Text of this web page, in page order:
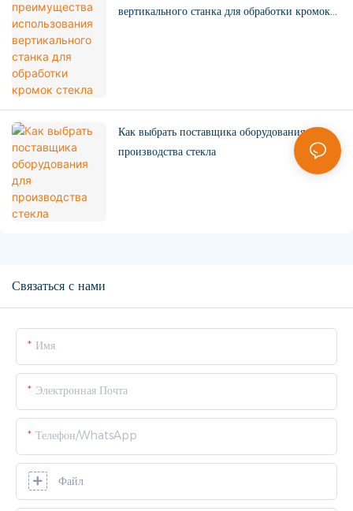
вертикального станка для обработки кромок
Как выбрать поставщика оборудования для
производства стекла
Связаться с нами
Имя
Электронная Почта
Телефон/WhatsApp
Файл